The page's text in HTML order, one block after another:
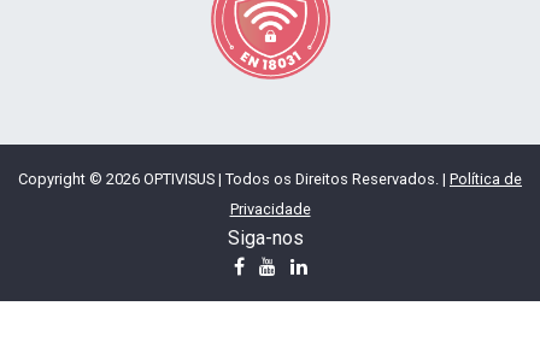
Copyright © 2026 OPTIVISUS | Todos os Direitos Reservados. | Política de
Privacidade
Siga-nos